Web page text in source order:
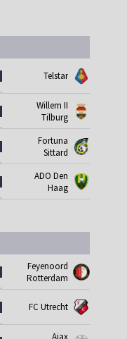
Telstar
Willem II
Tilburg
Fortuna
Sittard
ADO Den
Haag
Feyenoord
Rotterdam
FC Utrecht
Ajax